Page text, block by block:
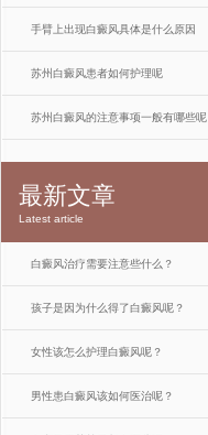
手臂上出现白癜风具体是什么原因
苏州白癜风患者如何护理呢
苏州白癜风的注意事项一般有哪些呢
最新文章
Latest article
白癜风治疗需要注意些什么？
孩子是因为什么得了白癜风呢？
女性该怎么护理白癜风呢？
男性患白癜风该如何医治呢？